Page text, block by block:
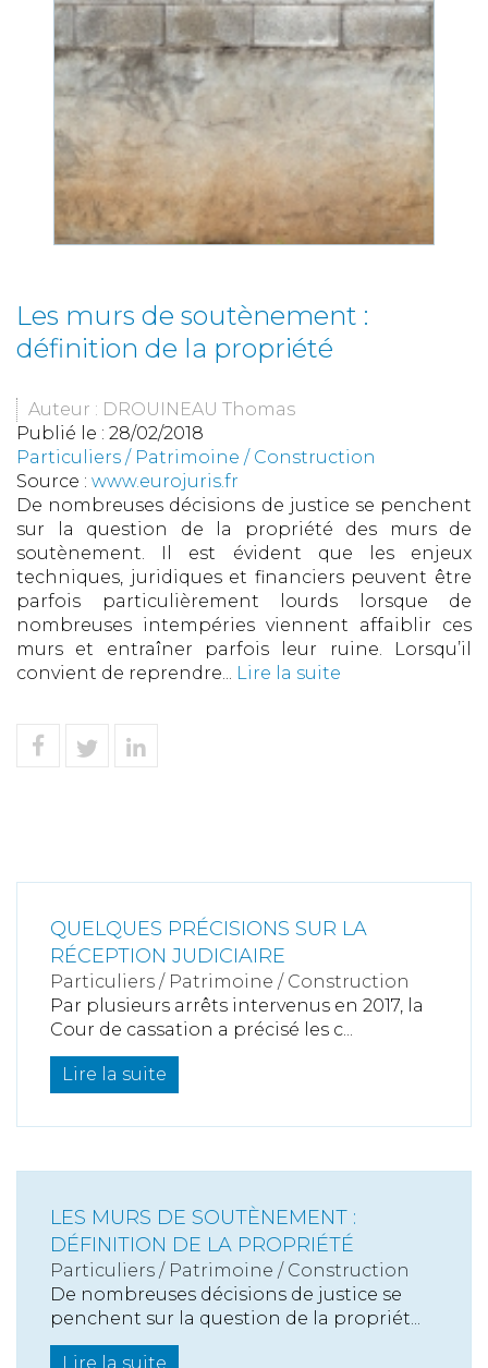
Les murs de soutènement :
définition de la propriété
Auteur : DROUINEAU Thomas
Publié le : 28/02/2018
Particuliers / Patrimoine / Construction
Source : www.eurojuris.fr
De nombreuses décisions de justice se penchent
sur la question de la propriété des murs de
soutènement. Il est évident que les enjeux
techniques, juridiques et financiers peuvent être
parfois particulièrement lourds lorsque de
nombreuses intempéries viennent affaiblir ces
murs et entraîner parfois leur ruine. Lorsqu’il
convient de reprendre... Lire la suite
QUELQUES PRÉCISIONS SUR LA
RÉCEPTION JUDICIAIRE
Particuliers / Patrimoine / Construction
Par plusieurs arrêts intervenus en 2017, la
Cour de cassation a précisé les c...
Lire la suite
LES MURS DE SOUTÈNEMENT :
DÉFINITION DE LA PROPRIÉTÉ
Particuliers / Patrimoine / Construction
De nombreuses décisions de justice se
penchent sur la question de la propriét...
Lire la suite